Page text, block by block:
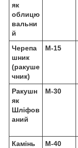
як
облицю
вальни
й
Черепа
шник
(ракуше
чник)
М-15
Ракушн
як
Шліфов
аний
М-30
Камінь
М-40